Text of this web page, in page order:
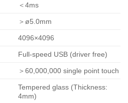
＜4ms
＞ø5.0mm
4096×4096
Full-speed USB (driver free)
＞60,000,000 single point touch
Tempered glass (Thickness:
4mm)